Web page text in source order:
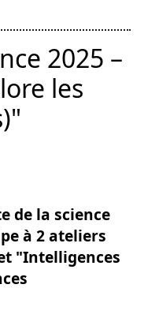
2025 –
les
de la science
à 2 ateliers
"Intelligences